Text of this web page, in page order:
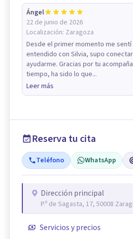
Ángel
22 de junio de 2026
Localización: Zaragoza
Desde el primer momento me
entendido con Silvia, supo
ayudarme. Gracias por tu
tiempo, ha sido lo que...
Leer más
Reserva tu cita
Teléfono WhatsApp
Dirección principal
P.º de Sagasta, 17, 50008
Servicios y precios